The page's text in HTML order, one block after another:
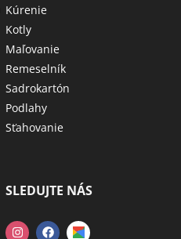
Kúrenie
Kotly
Maľovanie
Remeselník
Sadrokartón
Podlahy
Sťahovanie
SLEDUJTE NÁS